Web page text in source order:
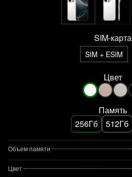
SIM-карта
SIM + ESIM
Цвет
Память
256Гб
512Гб
Объем памяти
Цвет